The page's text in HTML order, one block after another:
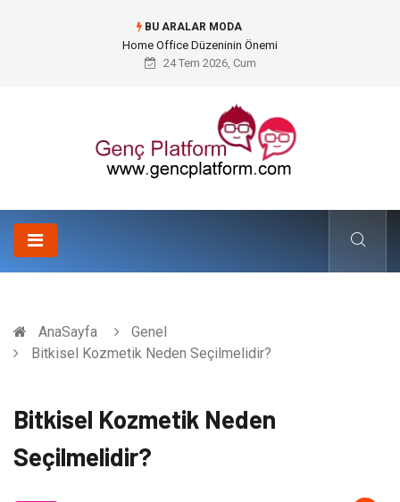
BU ARALAR MODA
Konteyner Nakliye Fiyatları ve Küresel Ticarette Bütçe Yönetimi
24 Tem 2026, Cum
AnaSayfa
Genel
Bitkisel Kozmetik Neden Seçilmelidir?
Bitkisel Kozmetik Neden
Seçilmelidir?